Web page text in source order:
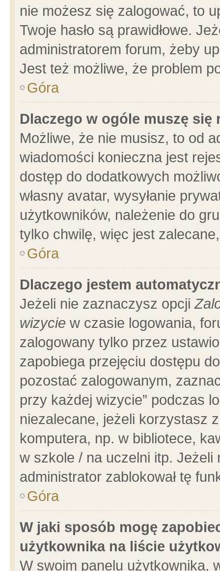
nie możesz się zalogować, to
Twoje hasło są prawidłowe.
administratorem forum, żeby
Jest też możliwe, że problem
Góra
Dlaczego w ogóle muszę się
Możliwe, że nie musisz, to od
wiadomości konieczna jest
dostęp do dodatkowych
własny avatar, wysyłanie
użytkowników, należenie do
tylko chwilę, więc jest
Góra
Dlaczego jestem
Jeżeli nie zaznaczysz opcji
wizycie w czasie logowania,
zalogowany tylko przez
zapobiega przejęciu dostępu
pozostać zalogowanym,
przy każdej wizycie” podczas
niezalecane, jeżeli korzystasz
komputera, np. w bibliotece,
w szkole / na uczelni itp.
administrator zablokował tę
Góra
W jaki sposób mogę
użytkownika na liście
W swoim panelu użytkownika,